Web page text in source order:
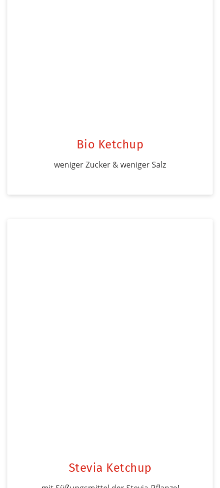
Bio Ketchup
weniger Zucker & weniger Salz
Stevia Ketchup